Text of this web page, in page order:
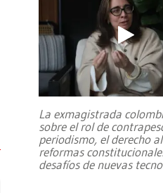
La exmagistrada
sobre el rol de
periodismo, el derecho
reformas
desafíos de nuevas